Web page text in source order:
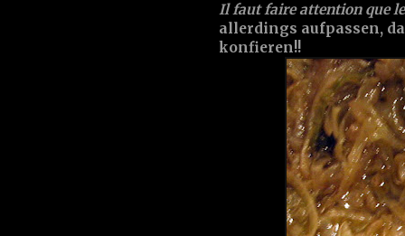
Il faut faire attention que
allerdings aufpassen,
konfieren!!